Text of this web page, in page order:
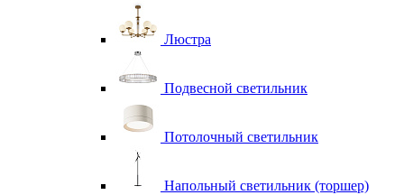
Люстра
Подвесной светильник
Потолочный светильник
Напольный светильник (торшер)